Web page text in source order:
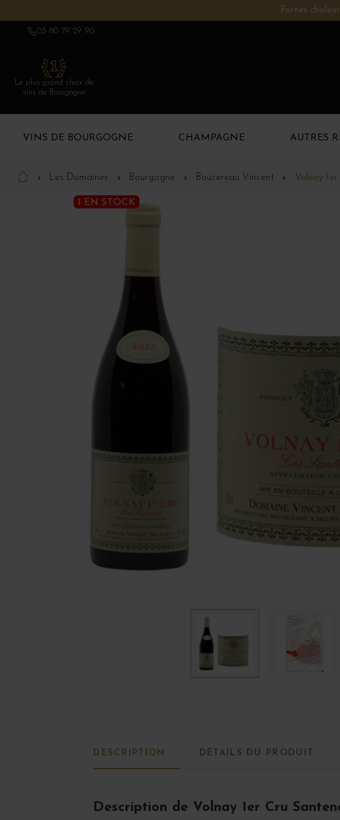
Fortes
03 80 79 29 90
Le plus grand choix de
vins de Bourgogne
VINS DE BOURGOGNE CHAMPAGNE AUTRES
Les Domaines Bourgogne Bouzereau Vincent Volnay
1 EN STOCK
DESCRIPTION DÉTAILS DU PRODUIT
Description de Volnay 1er Cru